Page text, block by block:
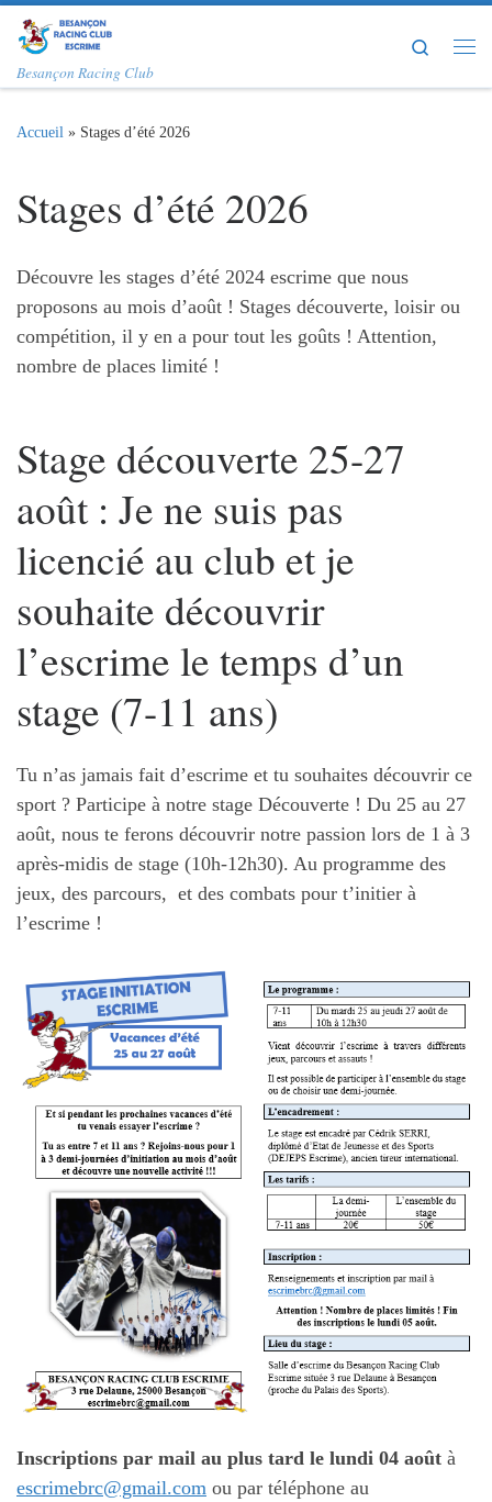
Passer au contenu
Besançon Racing Club
Search
Accueil » Stages d’été 2026
Stages d’été 2026
Découvre les stages d’été 2024 escrime que nous
proposons au mois d’août ! Stages découverte, loisir ou
compétition, il y en a pour tout les goûts ! Attention,
nombre de places limité !
Stage découverte 25-27
août : Je ne suis pas
licencié au club et je
souhaite découvrir
l’escrime le temps d’un
stage (7-11 ans)
Tu n’as jamais fait d’escrime et tu souhaites découvrir ce
sport ? Participe à notre stage Découverte ! Du 25 au 27
août, nous te ferons découvrir notre passion lors de 1 à 3
après-midis de stage (10h-12h30). Au programme des
jeux, des parcours, et des combats pour t’initier à
l’escrime !
Inscriptions par mail au plus tard le lundi 04 août à
escrimebrc@gmail.com ou par téléphone au